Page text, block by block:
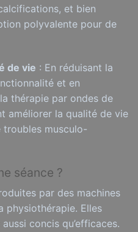
et bien
polyvalente pour de
de vie : En réduisant la
et en
thérapie par ondes de
améliorer la qualité de vie
troubles musculo-
séance ?
par des machines
physiothérapie. Elles
concis qu’efficaces.